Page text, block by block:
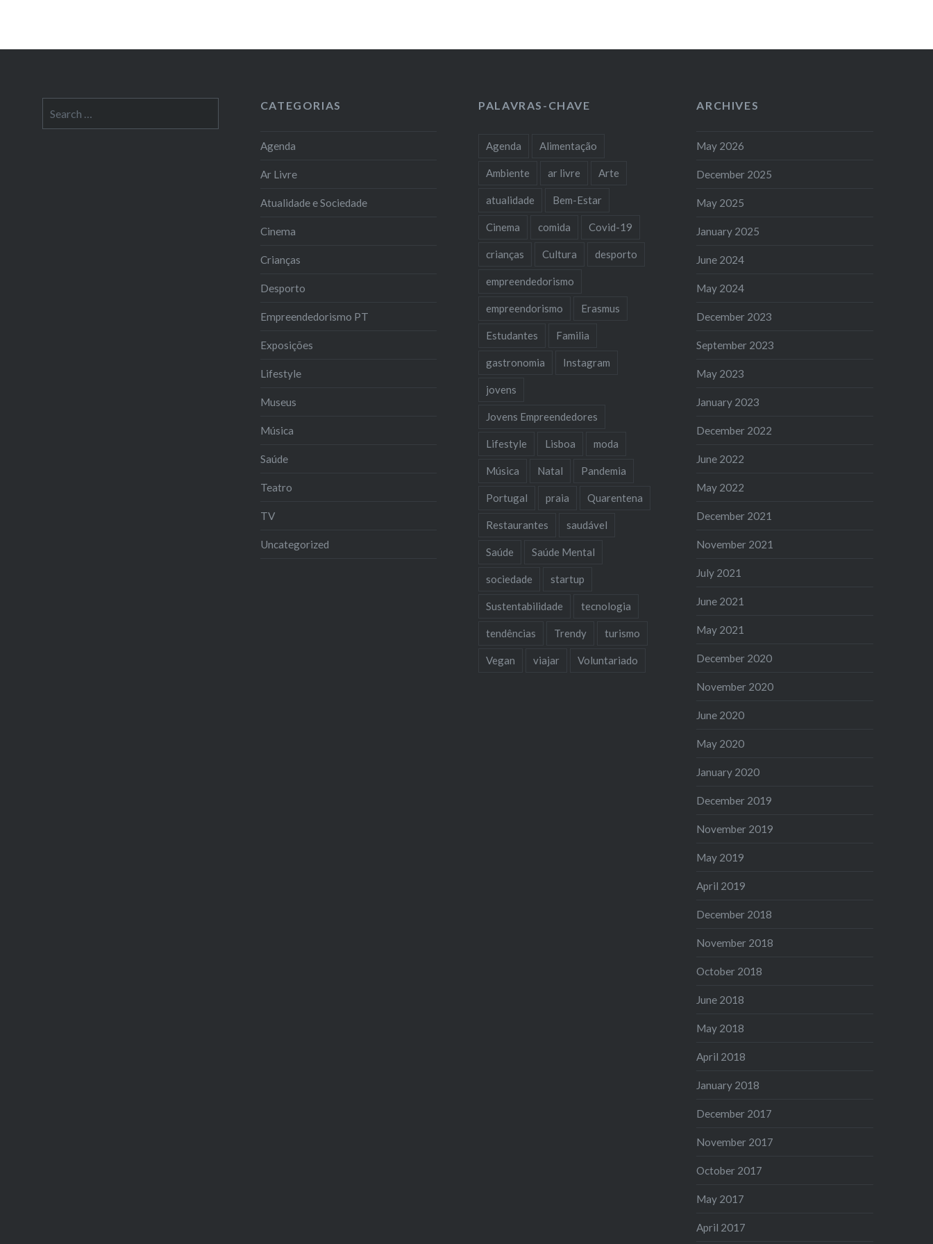
for:
CATEGORIAS
Agenda
Ar Livre
Atualidade e Sociedade
Cinema
Crianças
Desporto
Empreendedorismo PT
Exposições
Lifestyle
Museus
Música
Saúde
Teatro
TV
Uncategorized
PALAVRAS-CHAVE
Agenda Alimentação
Ambiente ar livre Arte
atualidade Bem-Estar
Cinema comida Covid-19
crianças Cultura desporto
empreendedorismo
empreendorismo Erasmus
Estudantes Familia
gastronomia Instagram
jovens
Jovens Empreendedores
Lifestyle Lisboa moda
Música Natal Pandemia
Portugal praia Quarentena
Restaurantes saudável
Saúde Saúde Mental
sociedade startup
Sustentabilidade tecnologia
tendências Trendy turismo
Vegan viajar Voluntariado
ARCHIVES
May 2026
December 2025
May 2025
January 2025
June 2024
May 2024
December 2023
September 2023
May 2023
January 2023
December 2022
June 2022
May 2022
December 2021
November 2021
July 2021
June 2021
May 2021
December 2020
November 2020
June 2020
May 2020
January 2020
December 2019
November 2019
May 2019
April 2019
December 2018
November 2018
October 2018
June 2018
May 2018
April 2018
January 2018
December 2017
November 2017
October 2017
May 2017
April 2017